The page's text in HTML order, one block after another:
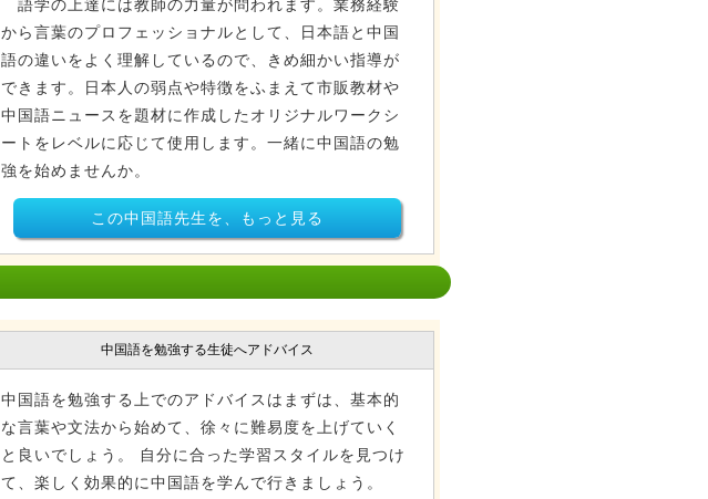
語学の上達には教師の力量が問われます。業務経験
から言葉のプロフェッショナルとして、日本語と中国
語の違いをよく理解しているので、きめ細かい指導が
できます。日本人の弱点や特徴をふまえて市販教材や
中国語ニュースを題材に作成したオリジナルワークシ
ートをレベルに応じて使用します。一緒に中国語の勉
強を始めませんか。
この中国語先生を、もっと見る
中国語を勉強する生徒へアドバイス
中国語を勉強する上でのアドバイスはまずは、基本的
な言葉や文法から始めて、徐々に難易度を上げていく
と良いでしょう。 自分に合った学習スタイルを見つけ
て、楽しく効果的に中国語を学んで行きましょう。